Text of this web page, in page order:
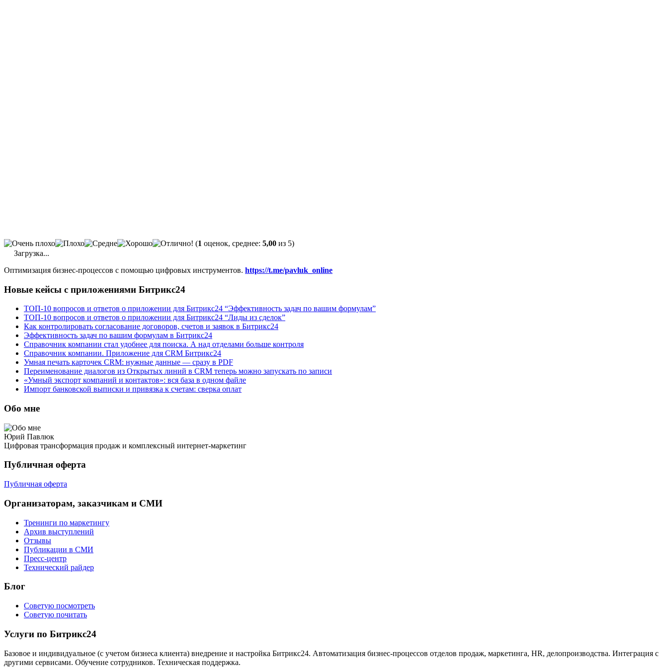
(1 оценок, среднее: 5,00 из 5)
Загрузка...
Оптимизация бизнес-процессов с помощью цифровых инструментов. https://t.me/pavluk_online
Новые кейсы с приложениями Битрикс24
ТОП-10 вопросов и ответов о приложении для Битрикс24 “Эффективность задач по вашим формулам”
ТОП-10 вопросов и ответов о приложении для Битрикс24 “Лиды из сделок”
Как контролировать согласование договоров, счетов и заявок в Битрикс24
Эффективность задач по вашим формулам в Битрикс24
Справочник компании стал удобнее для поиска. А над отделами больше контроля
Справочник компании. Приложение для CRM Битрикс24
Умная печать карточек CRM: нужные данные — сразу в PDF
Переименование диалогов из Открытых линий в CRM теперь можно запускать по записи
«Умный экспорт компаний и контактов»: вся база в одном файле
Импорт банковской выписки и привязка к счетам: сверка оплат
Обо мне
Юрий Павлюк
Цифровая трансформация продаж и комплексный интернет-маркетинг
Публичная оферта
Публичная оферта
Организаторам, заказчикам и СМИ
Тренинги по маркетингу
Архив выступлений
Отзывы
Публикации в СМИ
Пресс-центр
Технический райдер
Блог
Советую посмотреть
Советую почитать
Услуги по Битрикс24
Базовое и индивидуальное (с учетом бизнеса клиента) внедрение и настройка Битрикс24. Автоматизация бизнес-процессов отделов продаж, маркетинга, HR, делопроизводства. Интеграция с
другими сервисами. Обучение сотрудников. Техническая поддержка.